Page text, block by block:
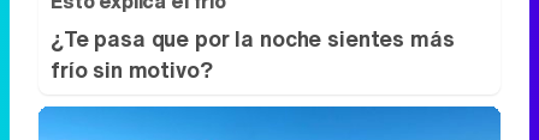
¿Te pasa que por la noche sientes más
frío sin motivo?